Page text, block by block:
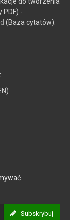
PDF) -
(Baza cytatów).
Subskrybuj